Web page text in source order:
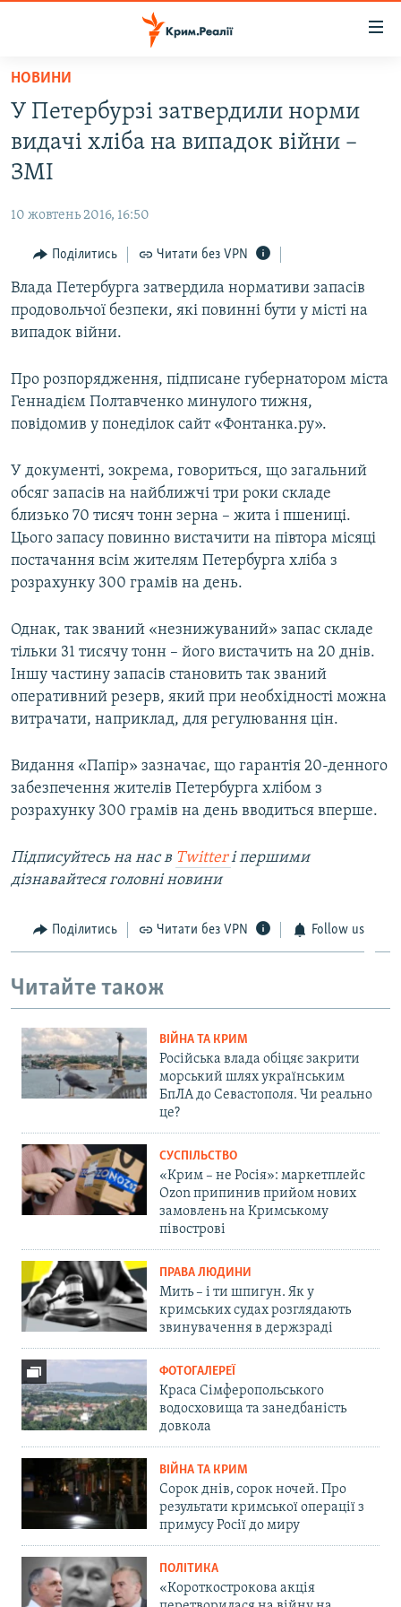
Перейти
основного
матеріалу
Перейти
до
основної
Перейти
пошуку
ВОДА.КРИМ
ВІДЕО ТА ФОТО
БЛОГИ
ПОГЛЯД
ІНТЕРВ'Ю
ВСЕ ЗА ДЕНЬ
ДЕПОРТАЦІЯ
ВІДЕОУРОКИ «ELIFBE»
УКРАЇНСЬКА ПРОБЛЕМА КРИМУ
ІНФОГРАФІКА
ЯК ОБІЙТИ БЛОКУВАННЯ
Русский
Qırımtatar
ДОЛУЧАЙСЯ!
НОВИНИ
У Петербурзі затвердили норми
видачі хліба на випадок війни –
ЗМІ
10 жовтень 2016, 16:50
Поділитись Читати без VPN
Влада Петербурга затвердила нормативи запасів
продовольчої безпеки, які повинні бути у місті на
випадок війни.
Про розпорядження, підписане губернатором міста
Геннадієм Полтавченко минулого тижня,
повідомив у понеділок сайт «Фонтанка.ру».
У документі, зокрема, говориться, що загальний
обсяг запасів на найближчі три роки складе
близько 70 тисяч тонн зерна – жита і пшениці.
Цього запасу повинно вистачити на півтора місяці
постачання всім жителям Петербурга хліба з
розрахунку 300 грамів на день.
Однак, так званий «незнижуваний» запас складе
тільки 31 тисячу тонн – його вистачить на 20 днів.
Іншу частину запасів становить так званий
оперативний резерв, який при необхідності можна
витрачати, наприклад, для регулювання цін.
Видання «Папір» зазначає, що гарантія 20-денного
забезпечення жителів Петербурга хлібом з
розрахунку 300 грамів на день вводиться вперше.
Підписуйтесь на наc в Twitterі першими
дізнавайтеся головні новини
Поділитись Читати без VPN Follow us
Читайте також
ВІЙНА ТА КРИМ
Російська влада обіцяє закрити
морський шлях українським
БпЛА до Севастополя. Чи реально
це?
СУСПІЛЬСТВО
«Крим – не Росія»: маркетплейс
Ozon припинив прийом нових
замовлень на Кримському
півострові
ПРАВА ЛЮДИНИ
Мить – і ти шпигун. Як у
кримських судах розглядають
звинувачення в держзраді
ФОТОГАЛЕРЕЇ
Краса Сімферопольського
водосховища та занедбаність
довкола
ВІЙНА ТА КРИМ
Сорок днів, сорок ночей. Про
результати кримської операції з
примусу Росії до миру
ПОЛІТИКА
«Короткострокова акція